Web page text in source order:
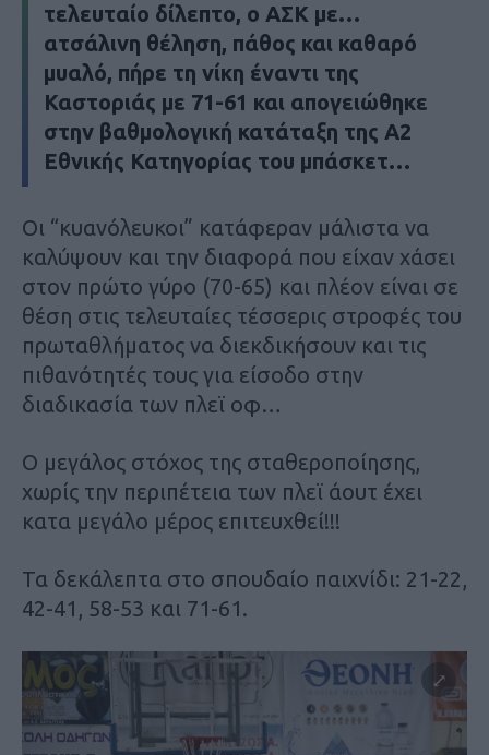
τελευταίο δίλεπτο, ο ΑΣΚ με…
ατσάλινη θέληση, πάθος και καθαρό
μυαλό, πήρε τη νίκη έναντι της
Καστοριάς με 71-61 και απογειώθηκε
στην βαθμολογική κατάταξη της Α2
Εθνικής Κατηγορίας του μπάσκετ…
Οι “κυανόλευκοι” κατάφεραν μάλιστα να
καλύψουν και την διαφορά που είχαν χάσει
στον πρώτο γύρο (70-65) και πλέον είναι σε
θέση στις τελευταίες τέσσερις στροφές του
πρωταθλήματος να διεκδικήσουν και τις
πιθανότητές τους για είσοδο στην
διαδικασία των πλεϊ οφ…
Ο μεγάλος στόχος της σταθεροποίησης,
χωρίς την περιπέτεια των πλεϊ άουτ έχει
κατα μεγάλο μέρος επιτευχθεί!!!
Τα δεκάλεπτα στο σπουδαίο παιχνίδι: 21-22,
42-41, 58-53 και 71-61.